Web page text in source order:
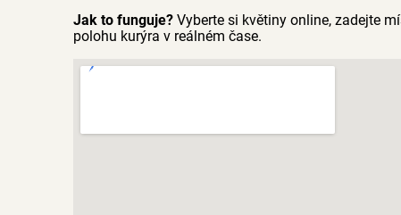
Jak to funguje? Vyberte si květiny online, zadejte
polohu kurýra v reálném čase.